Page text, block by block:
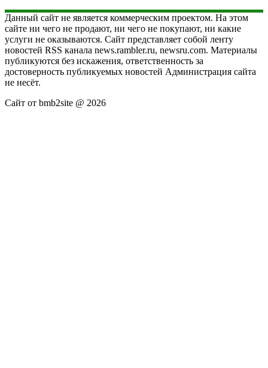
Данный сайт не является коммерческим проектом. На этом
сайте ни чего не продают, ни чего не покупают, ни какие
услуги не оказываются. Сайт представляет собой ленту
новостей RSS канала news.rambler.ru, newsru.com. Материалы
публикуются без искажения, ответственность за
достоверность публикуемых новостей Администрация сайта
не несёт.
Сайт от bmb2site @ 2026